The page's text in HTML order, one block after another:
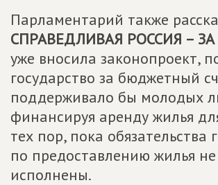
Парламентарий также
СПРАВЕДЛИВАЯ РОССИЯ –
уже вносила законопроект,
государство за бюджетный
поддерживало бы молодых
финансируя аренду жилья
тех пор, пока обязательства
по предоставлению жилья не
исполнены.